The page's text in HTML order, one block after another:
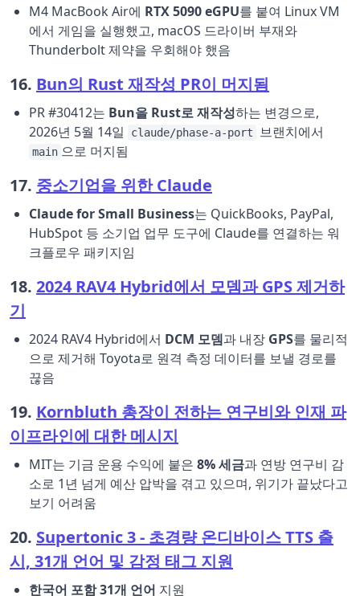
M4 MacBook Air에 RTX 5090 eGPU를 붙여 Linux VM
에서 게임을 실행했고, macOS 드라이버 부재와
Thunderbolt 제약을 우회해야 했음
16. Bun의 Rust 재작성 PR이 머지됨
PR #30412는 Bun을 Rust로 재작성하는 변경으로,
2026년 5월 14일
claude/phase-a-port 브랜치에서
main 으로 머지됨
17. 중소기업을 위한 Claude
Claude for Small Business는 QuickBooks, PayPal,
HubSpot 등 소기업 업무 도구에 Claude를 연결하는 워
크플로우 패키지임
18. 2024 RAV4 Hybrid에서 모뎀과 GPS 제거하
기
2024 RAV4 Hybrid에서 DCM 모뎀과 내장 GPS를 물리적
으로 제거해 Toyota로 원격 측정 데이터를 보낼 경로를
끊음
19. Kornbluth 총장이 전하는 연구비와 인재 파
이프라인에 대한 메시지
MIT는 기금 운용 수익에 붙은 8% 세금과 연방 연구비 감
소로 1년 넘게 예산 압박을 겪고 있으며, 위기가 끝났다고
보기 어려움
20. Supertonic 3 - 초경량 온디바이스 TTS 출
시, 31개 언어 및 감정 태그 지원
한국어 포함 31개 언어 지원